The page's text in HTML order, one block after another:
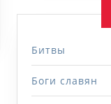
Битвы
Боги славян